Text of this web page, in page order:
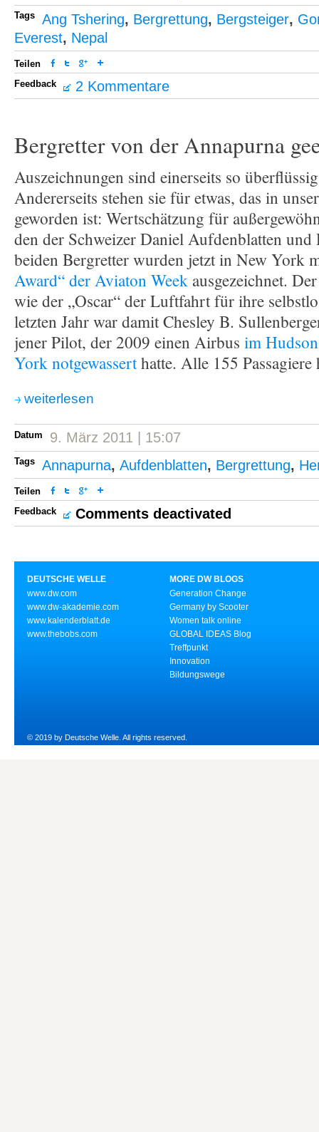
Tags Ang Tshering, Bergrettung, Bergsteiger,
Everest, Nepal
Teilen
Feedback
2 Kommentare
Bergretter von der Annapurna
Auszeichnungen sind einerseits so
Andererseits stehen sie für etwas, das in
geworden ist: Wertschätzung für
den der Schweizer Daniel Aufdenblatten
beiden Bergretter wurden jetzt in New York
Award“ der Aviaton Week ausgezeichnet.
wie der „Oscar“ der Luftfahrt für ihre
letzten Jahr war damit Chesley B.
jener Pilot, der 2009 einen Airbus im
York notgewasserthatte. Alle 155 Passagiere
weiterlesen
Datum 9. März 2011 | 15:07
Tags Annapurna, Aufdenblatten, Bergrettung,
Teilen
Feedback
Comments deactivated
DEUTSCHE WELLE
www.dw.com
www.dw-akademie.com
www.kalenderblatt.de
www.thebobs.com
MORE DW BLOGS
Generation Change
Germany by Scooter
Women talk online
GLOBAL IDEAS Blog
Treffpunkt
Innovation
Bildungswege
© 2019 by Deutsche Welle. All rights reserved.